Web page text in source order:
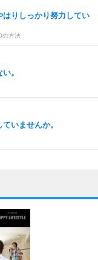
はりしっかり努力してい
の方法
。
いませんか。
ない。
法
は、行動しないから。